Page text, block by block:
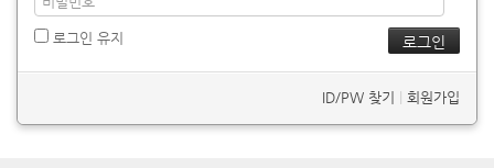
로그인 유지
ID/PW 찾기 회원가입